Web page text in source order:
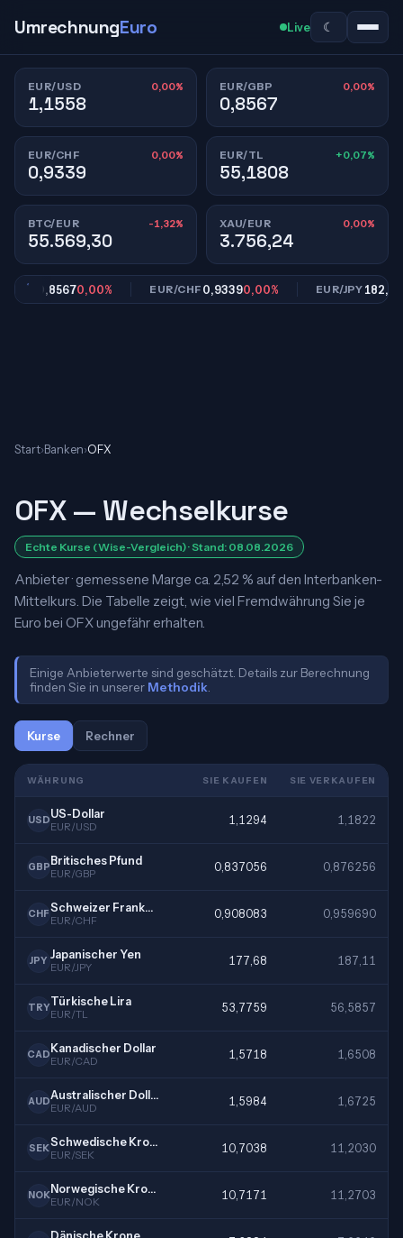
UmrechnungEuro Live ☾
EUR/USD 0,00%
1,1558
EUR/GBP 0,00%
0,8567
EUR/CHF 0,00%
0,9339
EUR/TL +0,07%
55,1808
BTC/EUR -1,32%
55.569,30
XAU/EUR 0,00%
3.756,24
GBP0,85670,00% EUR/CHF0,93390,00% EUR/JPY182,39
Start›Banken›OFX
OFX — Wechselkurse
Echte Kurse (Wise-Vergleich) · Stand: 08.08.2026
Anbieter · gemessene Marge ca. 2,52 % auf den Interbanken-
Mittelkurs. Die Tabelle zeigt, wie viel Fremdwährung Sie je
Euro bei OFX ungefähr erhalten.
Einige Anbieterwerte sind geschätzt. Details zur Berechnung
finden Sie in unserer Methodik
Kurse Rechner
WÄHRUNG SIE KAUFEN SIE VERKAUFEN
USDUS-Dollar
EUR/USD 1,1294 1,1822
GBP Britisches Pfund
EUR/GBP 0,837056 0,876256
CHF Schweizer Franken
EUR/CHF 0,908083 0,959690
JPY Japanischer Yen
EUR/JPY 177,68 187,11
TRYTürkische Lira
EUR/TL 53,7759 56,5857
CAD Kanadischer Dollar
EUR/CAD 1,5718 1,6508
AUD Australischer Dollar
EUR/AUD 1,5984 1,6725
SEK Schwedische Krone
EUR/SEK 10,7038 11,2030
NOK Norwegische Krone
EUR/NOK 10,7171 11,2703